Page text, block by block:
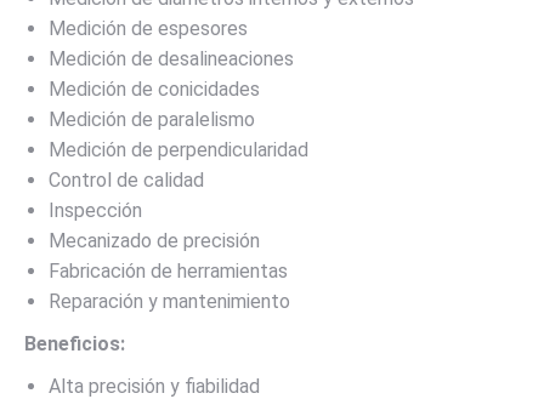
Medición de espesores
Medición de desalineaciones
Medición de conicidades
Medición de paralelismo
Medición de perpendicularidad
Control de calidad
Inspección
Mecanizado de precisión
Fabricación de herramientas
Reparación y mantenimiento
Beneficios:
Alta precisión y fiabilidad